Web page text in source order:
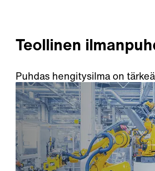
Teollinen
Puhdas hengitysilma on
poistaa hiukkasia ilmasta